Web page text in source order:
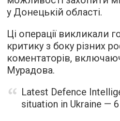
у Донецькій області.
Ці операції викликали
критику з боку різних
коментаторів,
Мурадова.
Latest Defence
situation in Ukraine —